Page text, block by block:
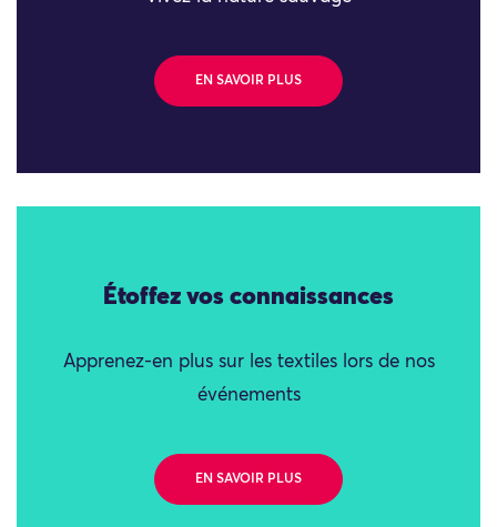
EN SAVOIR PLUS
Étoffez vos connaissances
Apprenez-en plus sur les textiles lors de nos
événements
EN SAVOIR PLUS